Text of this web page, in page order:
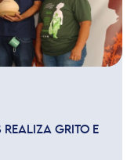
GRITO E